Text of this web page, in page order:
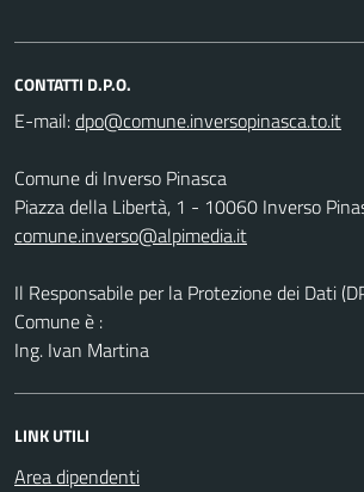
CONTATTI D.P.O.
E-mail:
Comune di Inverso Pinasca
Piazza della Libertà, 1 - 10060 Inverso
comune.inverso@alpimedia.it
Il Responsabile per la Protezione dei Dati
Comune è :
Ing. Ivan Martina
LINK UTILI
Area dipendenti